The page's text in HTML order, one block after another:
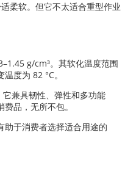
柔软。但它不太适合重型作业
g/cm³。其软化温度范围
度为 82 °C。
它兼具韧性、弹性和多功能
品，无所不包。
助于消费者选择适合用途的